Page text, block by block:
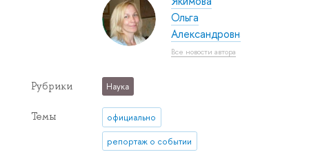
Ольга
Александровна
Все новости автора
Рубрики Наука
Темы официально
репортаж о событии